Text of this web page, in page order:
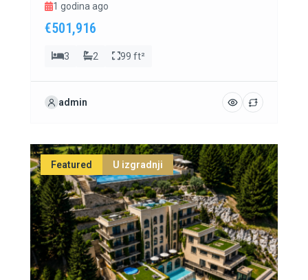
1 godina ago
€501,916
3 2 99 ft²
admin
Featured U izgradnji